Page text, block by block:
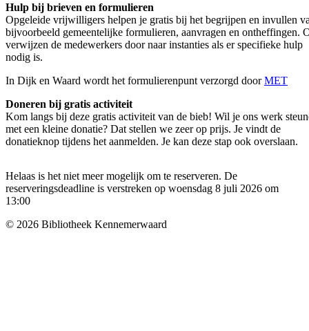
Hulp bij brieven en formulieren
Opgeleide vrijwilligers helpen je gratis bij het begrijpen en invullen
bijvoorbeeld gemeentelijke formulieren, aanvragen en ontheffingen.
verwijzen de medewerkers door naar instanties als er specifieke hulp
nodig is.
In Dijk en Waard wordt het formulierenpunt verzorgd doorMET
Doneren bij gratis activiteit
Kom langs bij deze gratis activiteit van de bieb! Wil je ons werk
met een kleine donatie? Dat stellen we zeer op prijs. Je vindt de
donatieknop tijdens het aanmelden. Je kan deze stap ook overslaan.
Helaas is het niet meer mogelijk om te reserveren. De
reserveringsdeadline is verstreken op woensdag 8 juli 2026 om
13:00
© 2026 Bibliotheek Kennemerwaard